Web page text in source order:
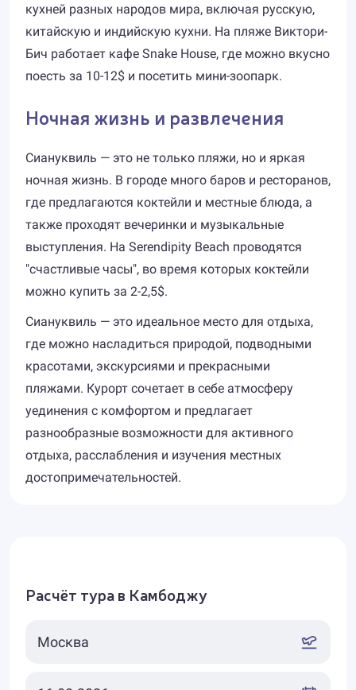
кухней разных народов мира, включая русскую,
китайскую и индийскую кухни. На пляже Виктори-
Бич работает кафе Snake House, где можно вкусно
поесть за 10-12$ и посетить мини-зоопарк.
Ночная жизнь и развлечения
Сиануквиль — это не только пляжи, но и яркая
ночная жизнь. В городе много баров и ресторанов,
где предлагаются коктейли и местные блюда, а
также проходят вечеринки и музыкальные
выступления. На Serendipity Beach проводятся
"счастливые часы", во время которых коктейли
можно купить за 2-2,5$.
Сиануквиль — это идеальное место для отдыха,
где можно насладиться природой, подводными
красотами, экскурсиями и прекрасными
пляжами. Курорт сочетает в себе атмосферу
уединения с комфортом и предлагает
разнообразные возможности для активного
отдыха, расслабления и изучения местных
достопримечательностей.
Расчёт тура в Камбоджу